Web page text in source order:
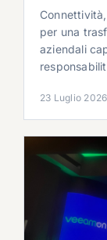
per una
aziendali
23 Luglio 2026